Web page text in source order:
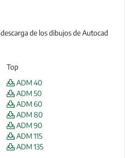
de los dibujos de Autocad
Top
ADM 40
ADM 50
ADM 60
ADM 80
ADM 90
ADM 115
ADM 135